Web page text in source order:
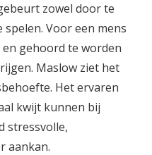
zowel door te
Voor een mens
gehoord te worden
Maslow ziet het
Het ervaren
kwijt kunnen bij
stressvolle,
aankan.